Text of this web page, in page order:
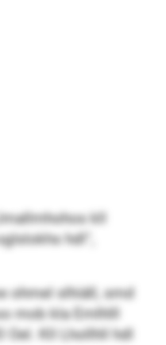
kll
hdl“,
ohmel slhiäll, smd
mob kla Emlhlll
Kll Lhollhll hdl